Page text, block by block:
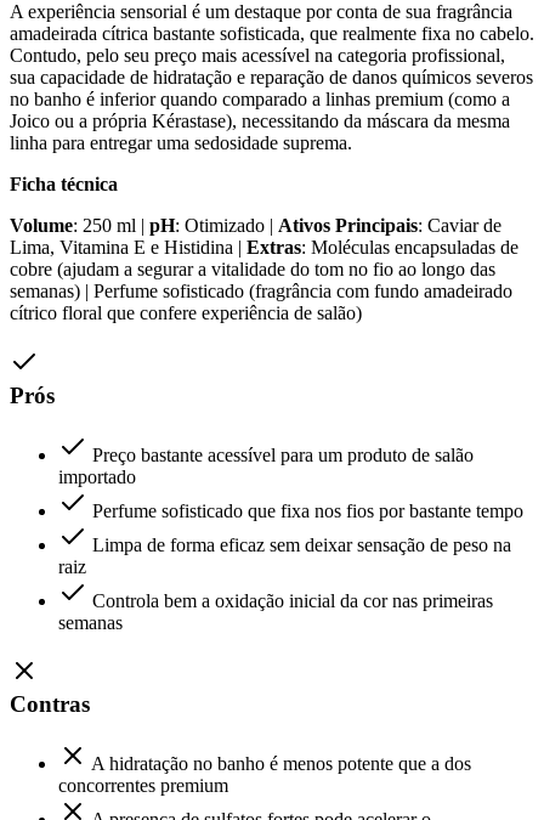
A experiência sensorial é um destaque por conta de sua fragrância
amadeirada cítrica bastante sofisticada, que realmente fixa no cabelo.
Contudo, pelo seu preço mais acessível na categoria profissional,
sua capacidade de hidratação e reparação de danos químicos severos
no banho é inferior quando comparado a linhas premium (como a
Joico ou a própria Kérastase), necessitando da máscara da mesma
linha para entregar uma sedosidade suprema.
Ficha técnica
Volume: 250 ml | pH: Otimizado | Ativos Principais: Caviar de
Lima, Vitamina E e Histidina | Extras: Moléculas encapsuladas de
cobre (ajudam a segurar a vitalidade do tom no fio ao longo das
semanas) | Perfume sofisticado (fragrância com fundo amadeirado
cítrico floral que confere experiência de salão)
Prós
Preço bastante acessível para um produto de salão
importado
Perfume sofisticado que fixa nos fios por bastante tempo
Limpa de forma eficaz sem deixar sensação de peso na
raiz
Controla bem a oxidação inicial da cor nas primeiras
semanas
Contras
A hidratação no banho é menos potente que a dos
concorrentes premium